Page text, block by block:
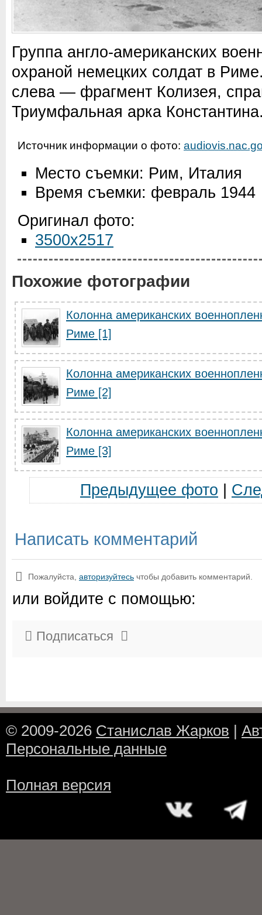
Группа англо-американских
охраной немецких солдат в
слева — фрагмент Колизея,
Триумфальная арка
Источник информации о фото:
Место съемки: Рим, Италия
Время съемки: февраль 1944
Оригинал фото:
3500x2517
Похожие фотографии
Колонна американских
Риме [1]
Колонна американских
Риме [2]
Колонна американских
Риме [3]
Предыдущее фото
Написать комментарий
Пожалуйста, авторизуйтесь чтобы добавить комментарий.
или войдите с помощью:
Подписаться
© 2009-2026 Станислав Жарков |
Персональные данные
Полная версия